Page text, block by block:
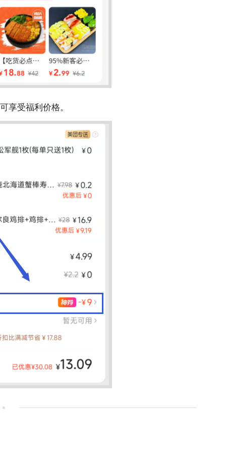
享受福利价格。